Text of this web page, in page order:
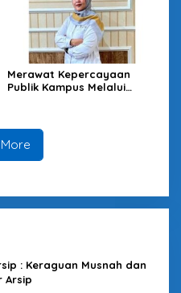
Merawat Kepercayaan
Publik Kampus Melalui
: Keraguan Musnah dan
Arsip